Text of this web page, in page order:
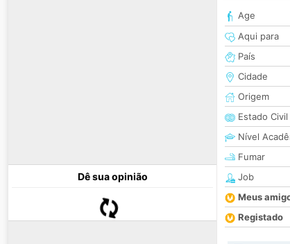
Dê sua opinião
Age
Aqui para
País
Cidade
Origem
Estado Civil
Nível
Fumar
Job
Meus
Registado